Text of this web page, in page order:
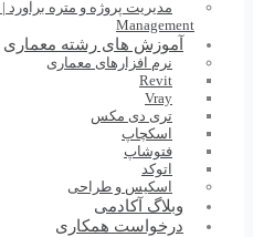
Management
آموزش های رشته معماری
نرم افزارهای معماری
Revit
Vray
تری دی مکس
اسکچاپ
فتوشاپ
اتوکد
اسکیس و طراحی
وبلاگ آکادمی
درخواست همکاری